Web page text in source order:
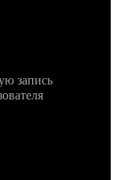
запись